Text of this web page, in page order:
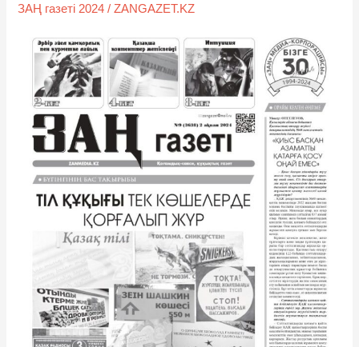
ЗАҢ газеті 2024 /ZANGAZET.KZ
2
2024